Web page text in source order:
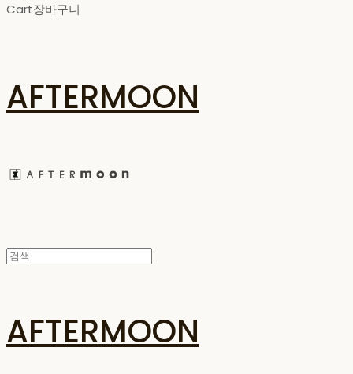
Cart장바구니
AFTERMOON
AFTERMOON